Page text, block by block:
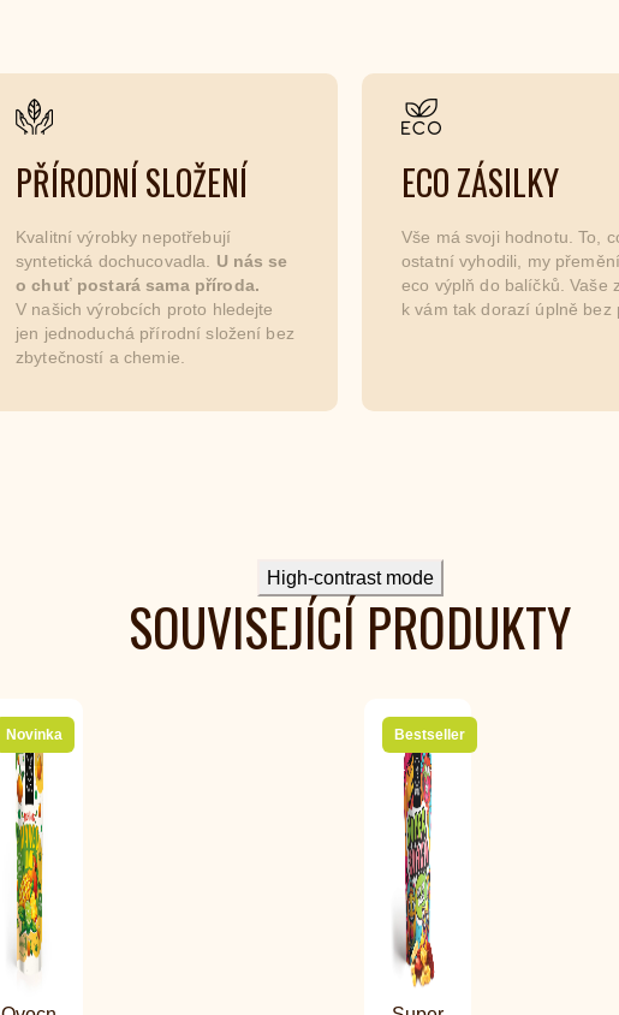
PŘÍRODNÍ SLOŽENÍ
Kvalitní výrobky nepotřebují
syntetická dochucovadla. U nás se
o chuť postará sama příroda.
V našich výrobcích proto hledejte
jen jednoduchá přírodní složení bez
zbytečností a chemie.
ECO ZÁSILKY
Vše má svoji hodnotu. To,
ostatní vyhodili, my
eco výplň do balíčků. Vaše
k vám tak dorazí úplně bez
High-contrast mode
SOUVISEJÍCÍ PRODUKTY
Novinka Bestseller